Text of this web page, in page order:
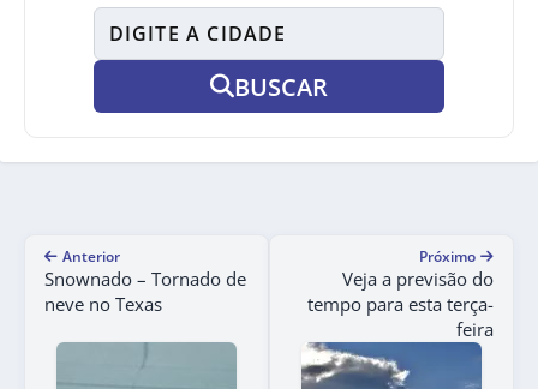
BUSCAR
Anterior
Snownado – Tornado de
neve no Texas
Próximo
Veja a previsão do
tempo para esta terça-
feira